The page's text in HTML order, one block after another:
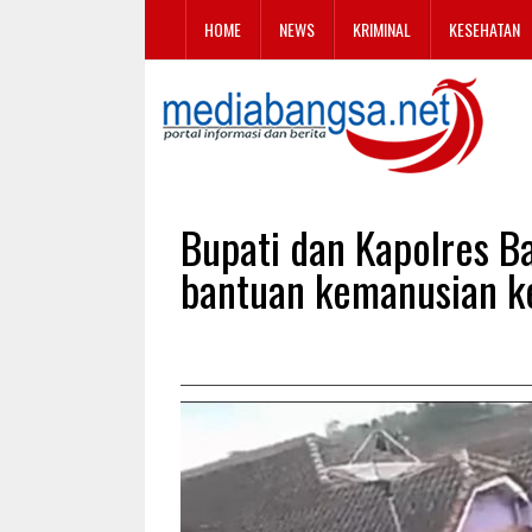
HOME NEWS KRIMINAL KESEHATAN
Bupati dan Kapolres
bantuan kemanusian